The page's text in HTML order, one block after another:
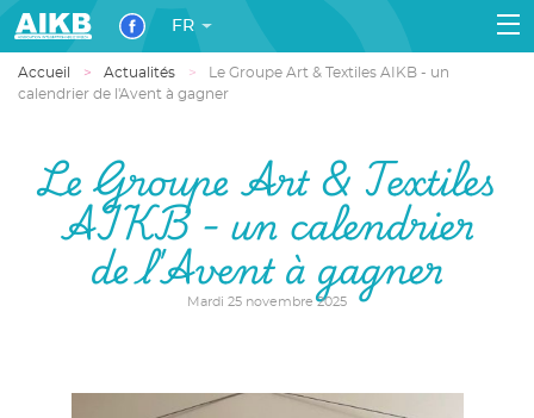
FR
Accueil Actualités
Le Groupe Art & Textiles AIKB - un
calendrier de l'Avent à gagner
Le Groupe Art & Textiles
AIKB - un calendrier
de l'Avent à gagner
Mardi 25 novembre 2025